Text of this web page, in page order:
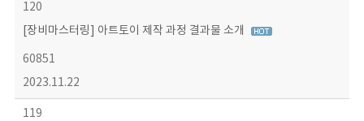
120
[장비마스터링] 아트토이 제작 과정 결과물 소개
60851
2023.11.22
119